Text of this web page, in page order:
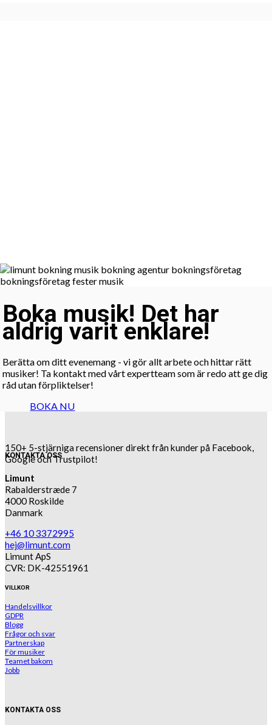
Boka musik! Det har
aldrig varit enklare!
Berätta om ditt evenemang - vi gör allt arbete och hittar rätt
musiker! Ta kontakt med vårt expertteam som är redo att ge dig
råd utan förpliktelser!
BOKA NU
150+ 5-stjärniga recensioner direkt från kunder på Facebook,
Google och Trustpilot!
KONTAKTA OSS
Limunt
Rabalderstræde 7
4000 Roskilde
Danmark
+46 10 3372995
hej@limunt.com
Limunt ApS
CVR: DK-42551961
VILLKOR
Handelsvillkor
GDPR
Blogg
Frågor och svar
Partnerskap
För musiker
Teamet bakom
Jobb
KONTAKTA OSS